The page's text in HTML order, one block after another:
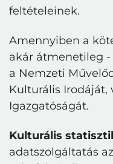
feltételeinek.
Amennyiben a
akár átmenetileg
a Nemzeti
Kulturális Irodáját,
Igazgatóságát.
Kulturális
adatszolgáltatás